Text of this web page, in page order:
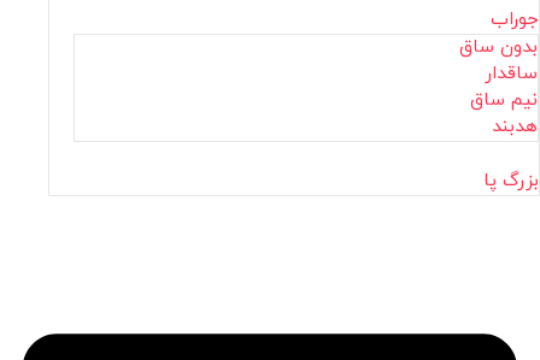
جوراب
بدون ساق
ساقدار
نیم ساق
هدبند
بزرگ پا